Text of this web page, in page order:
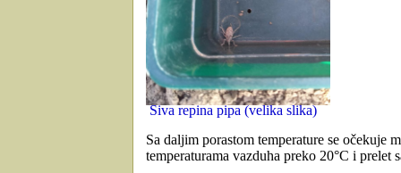
Siva repina pipa (velika slika)
Sa daljim porastom temperature se očekuje
temperaturama vazduha preko 20°C i prelet